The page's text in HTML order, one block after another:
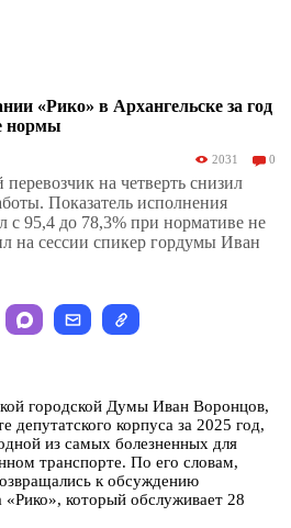
«Рико» в Архангельске за год
нормы
2031 0
на четверть снизил
Показатель исполнения
с 95,4 до 78,3% при нормативе не
на сессии спикер гордумы Иван
городской Думы Иван Воронцов,
депутатского корпуса за 2025 год,
из самых болезненных для
транспорте. По его словам,
к обсуждению
«Рико», который обслуживает 28